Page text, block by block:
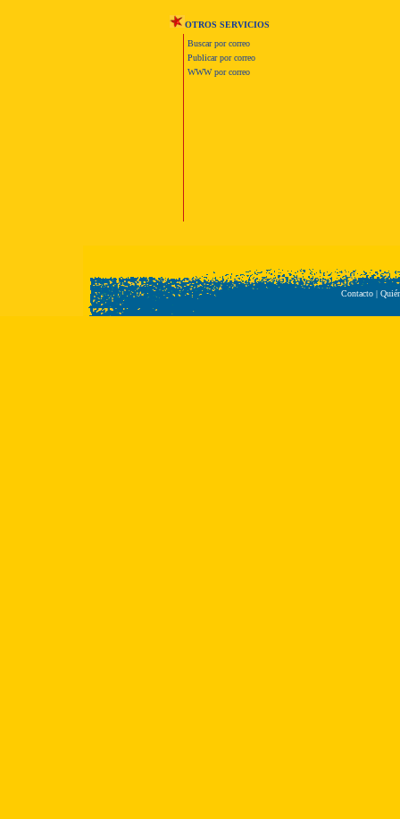
OTROS SERVICIOS
Buscar por correo
Publicar por correo
WWW por correo
Contacto|